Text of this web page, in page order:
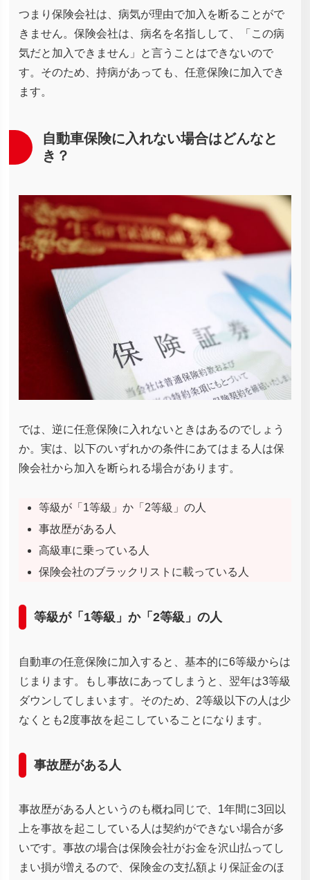
つまり保険会社は、病気が理由で加入を断ることがで
きません。保険会社は、病名を名指しして、「この病
気だと加入できません」と言うことはできないので
す。そのため、持病があっても、任意保険に加入でき
ます。
自動車保険に入れない場合はどんなと
き？
では、逆に任意保険に入れないときはあるのでしょう
か。実は、以下のいずれかの条件にあてはまる人は保
険会社から加入を断られる場合があります。
等級が「1等級」か「2等級」の人
事故歴がある人
高級車に乗っている人
保険会社のブラックリストに載っている人
等級が「1等級」か「2等級」の人
自動車の任意保険に加入すると、基本的に6等級からは
じまります。もし事故にあってしまうと、翌年は3等級
ダウンしてしまいます。そのため、2等級以下の人は少
なくとも2度事故を起こしていることになります。
事故歴がある人
事故歴がある人というのも概ね同じで、1年間に3回以
上を事故を起こしている人は契約ができない場合が多
いです。事故の場合は保険会社がお金を沢山払ってし
まい損が増えるので、保険金の支払額より保証金のほ